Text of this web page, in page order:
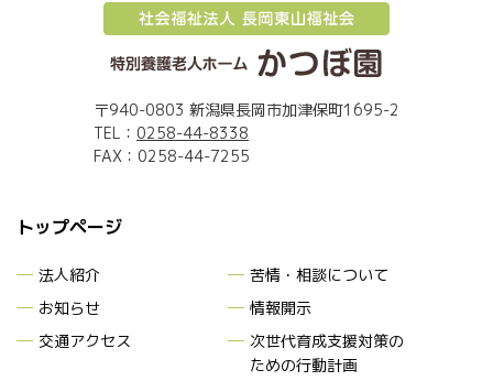
〒940-0803 新潟県長岡市加津保町1695-2
TEL： 0258-44-8338
FAX：0258-44-7255
トップページ
法人紹介
お知らせ
交通アクセス
苦情・相談について
情報開示
次世代育成支援対策の
ための行動計画